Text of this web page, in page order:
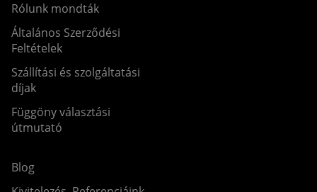
Rólunk mondták
Általános Szerződési
Feltételek
Szállítási és szolgáltatási
díjak
Függöny választási
útmutató
Blog